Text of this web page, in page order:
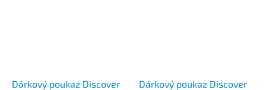
Dárkový poukaz Discover
Dárkový poukaz Discover